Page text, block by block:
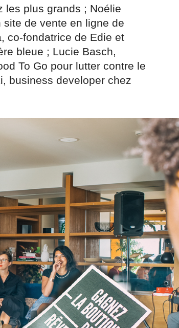
les plus grands ; Noélie
de vente en ligne de
co-fondatrice de Edie et
bleue ; Lucie Basch,
To Go pour lutter contre le
business developer chez